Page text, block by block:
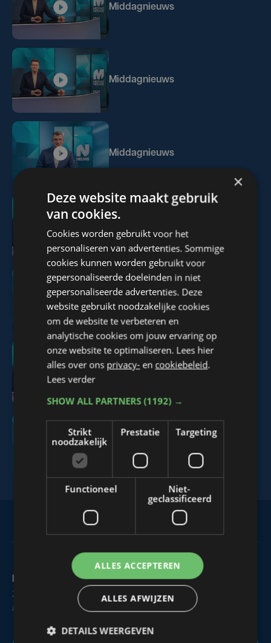
Middagnieuws
Middagnieuws
Middagnieuws
Middagnieuws
Maak zelf het nieuws
Zie of hoor je iets dat interessant is voor alle West-Vlamingen,
aarzel dan niet om ons te contacteren.
×
Deze website maakt gebruik
van cookies.
Cookies worden gebruikt voor het
personaliseren van advertenties. Sommige
cookies kunnen worden gebruikt voor
gepersonaliseerde doeleinden in niet
gepersonaliseerde advertenties. Deze
website gebruikt noodzakelijke cookies
om de website te verbeteren en
analytische cookies om jouw ervaring op
onze website te optimaliseren. Lees hier
alles over ons privacy- en cookiebeleid.
Lees verder
SHOW ALL PARTNERS(1192) →
Strikt
noodzakelijk
Prestatie Targeting
Functioneel
Niet-
geclassificeerd
ALLES ACCEPTEREN
ALLES AFWIJZEN
DETAILS WEERGEVEN